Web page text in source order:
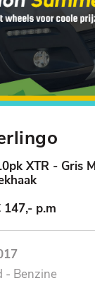
XTR - Gris
147,- p.m
- Benzine